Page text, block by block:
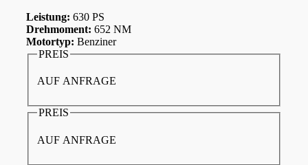
Leistung: 630 PS
Drehmoment: 652 NM
Motortyp: Benziner
PREIS
AUF ANFRAGE
PREIS
AUF ANFRAGE